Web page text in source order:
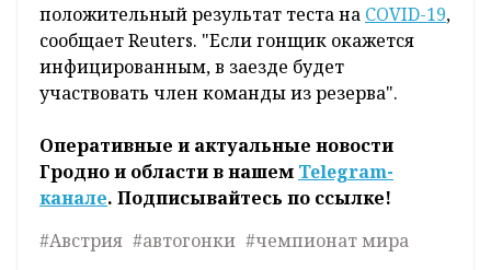
положительный результат теста на COVID-19,
сообщает Reuters. "Если гонщик окажется
инфицированным, в заезде будет
участвовать член команды из резерва".
Оперативные и актуальные новости
Гродно и области в нашем Telegram-
канале. Подписывайтесь по ссылке!
#Австрия #автогонки #чемпионат мира